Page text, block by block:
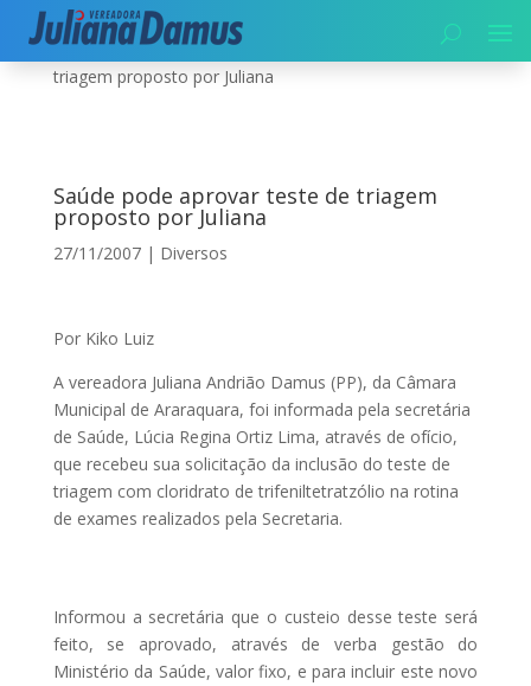
Início|Diversos|Saúde pode aprovar teste de
triagem proposto por Juliana
Saúde pode aprovar teste de triagem
proposto por Juliana
27/11/2007| Diversos
Por Kiko Luiz
A vereadora Juliana Andrião Damus (PP), da Câmara
Municipal de Araraquara, foi informada pela secretária
de Saúde, Lúcia Regina Ortiz Lima, através de ofício,
que recebeu sua solicitação da inclusão do teste de
triagem com cloridrato de trifeniltetratzólio na rotina
de exames realizados pela Secretaria.
Informou a secretária que o custeio desse teste será
feito, se aprovado, através de verba gestão do
Ministério da Saúde, valor fixo, e para incluir este novo